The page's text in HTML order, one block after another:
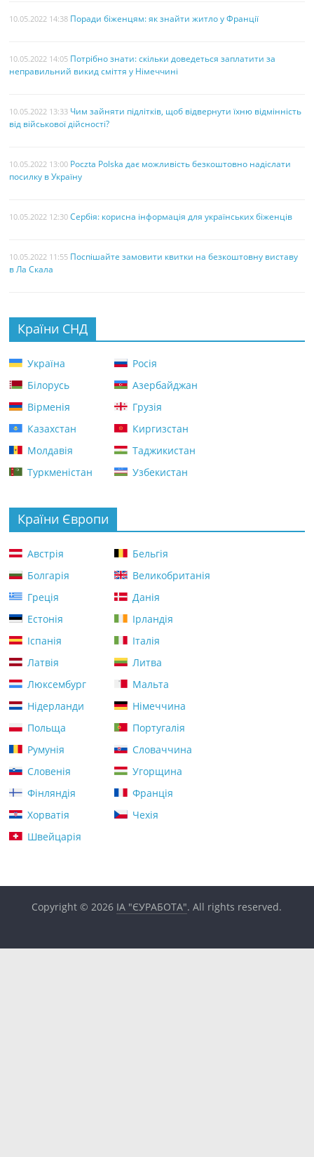
10.05.2022 14:38 Поради біженцям: як знайти житло у Франції
10.05.2022 14:05 Потрібно знати: скільки доведеться заплатити за
неправильний викид сміття у Німеччині
10.05.2022 13:33 Чим зайняти підлітків, щоб відвернути їхню відмінність
від військової дійсності?
10.05.2022 13:00 Poczta Polska дає можливість безкоштовно надіслати
посилку в Україну
10.05.2022 12:30 Сербія: корисна інформація для українських біженців
10.05.2022 11:55 Поспішайте замовити квитки на безкоштовну виставу
в Ла Скала
Країни СНД
Україна
Росія
Білорусь
Азербайджан
Вірменія
Грузія
Казахстан
Киргизстан
Молдавія
Таджикистан
Туркменістан
Узбекистан
Країни Європи
Австрія
Бельгія
Болгарія
Великобританія
Греція
Данія
Естонія
Ірландія
Іспанія
Італія
Латвія
Литва
Люксембург
Мальта
Нідерланди
Німеччина
Польща
Португалія
Румунія
Словаччина
Словенія
Угорщина
Фінляндія
Франція
Хорватія
Чехія
Швейцарія
Copyright © 2026 ІА "ЄУРАБОТА". All rights reserved.